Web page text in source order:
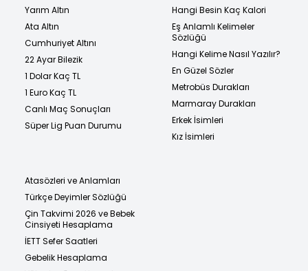
Yarım Altın
Ata Altın
Cumhuriyet Altını
22 Ayar Bilezik
1 Dolar Kaç TL
1 Euro Kaç TL
Canlı Maç Sonuçları
Süper Lig Puan Durumu
Hangi Besin Kaç Kalori
Eş Anlamlı Kelimeler
Sözlüğü
Hangi Kelime Nasıl Yazılır?
En Güzel Sözler
Metrobüs Durakları
Marmaray Durakları
Erkek İsimleri
Kız İsimleri
Atasözleri ve Anlamları
Türkçe Deyimler Sözlüğü
Çin Takvimi 2026 ve Bebek
Cinsiyeti Hesaplama
İETT Sefer Saatleri
Gebelik Hesaplama